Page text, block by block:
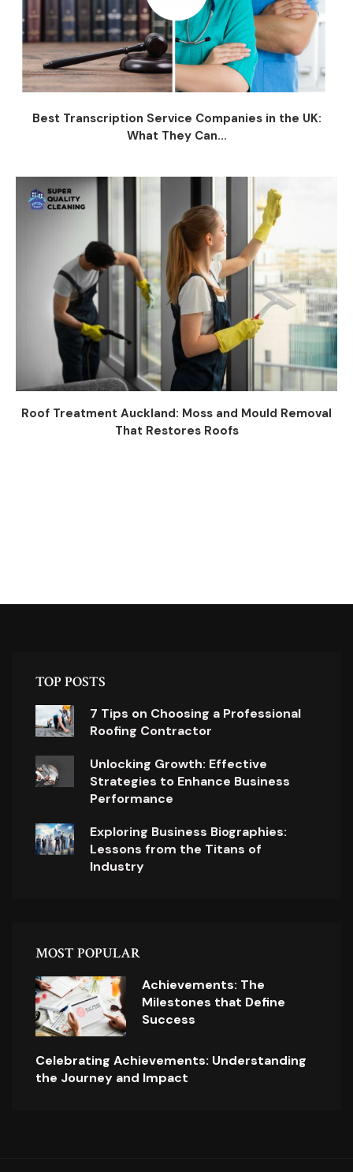
Best Transcription Service Companies in the UK:
What They Can...
Roof Treatment Auckland: Moss and Mould Removal
That Restores Roofs
TOP POSTS
7 Tips on Choosing a Professional
Roofing Contractor
Unlocking Growth: Effective
Strategies to Enhance Business
Performance
Exploring Business Biographies:
Lessons from the Titans of
Industry
MOST POPULAR
Achievements: The
Milestones that Define
Success
Celebrating Achievements: Understanding
the Journey and Impact